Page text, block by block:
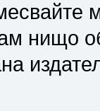
нищо